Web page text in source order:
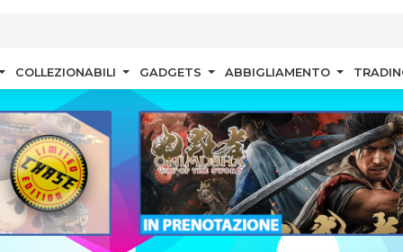
COLLEZIONABILI GADGETS ABBIGLIAMENTO